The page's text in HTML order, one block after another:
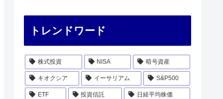
トレンドワード
株式投資 NISA 暗号資産
キオクシア イーサリアム S&P500
ETF 投資信託 日経平均株価